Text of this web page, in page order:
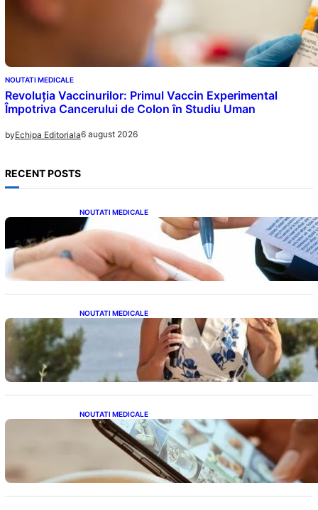
NOUTATI MEDICALE
Revoluția Vaccinurilor: Primul Vaccin Experimental
Împotriva Cancerului de Colon în Studiu Uman
byEchipa Editoriala6 august 2026
RECENT POSTS
NOUTATI MEDICALE
Acordul României cu Banca Mondială: O
Analiză Detaliată a Împrumutului și
Condițiilor Impuse
NOUTATI MEDICALE
Nașterea prințesei Eugenie la Lisabona: O
alegere plină de semnificație pentru familia
regală britanică
NOUTATI MEDICALE
Revoluția Bateriilor pentru Telefoane:
Avantaje, Provocări și Viitorul Tehnologiei
Energetice